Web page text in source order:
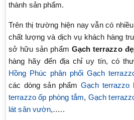
thành sản phẩm.
Trên thị trường hiện nay vẫn có
chất lượng và dịch vụ khách hàng
sở hữu sản phẩm Gạch terrazzo
hàng hãy đến địa chỉ uy tín, có
Hồng Phúc phân phối Gạch
các dòng sản phẩm Gạch terrazzo
terrazzo ốp phòng tắm, Gạch
lát sân vườn,…..